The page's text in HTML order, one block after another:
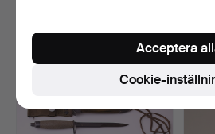
Cookie-
Acceptera